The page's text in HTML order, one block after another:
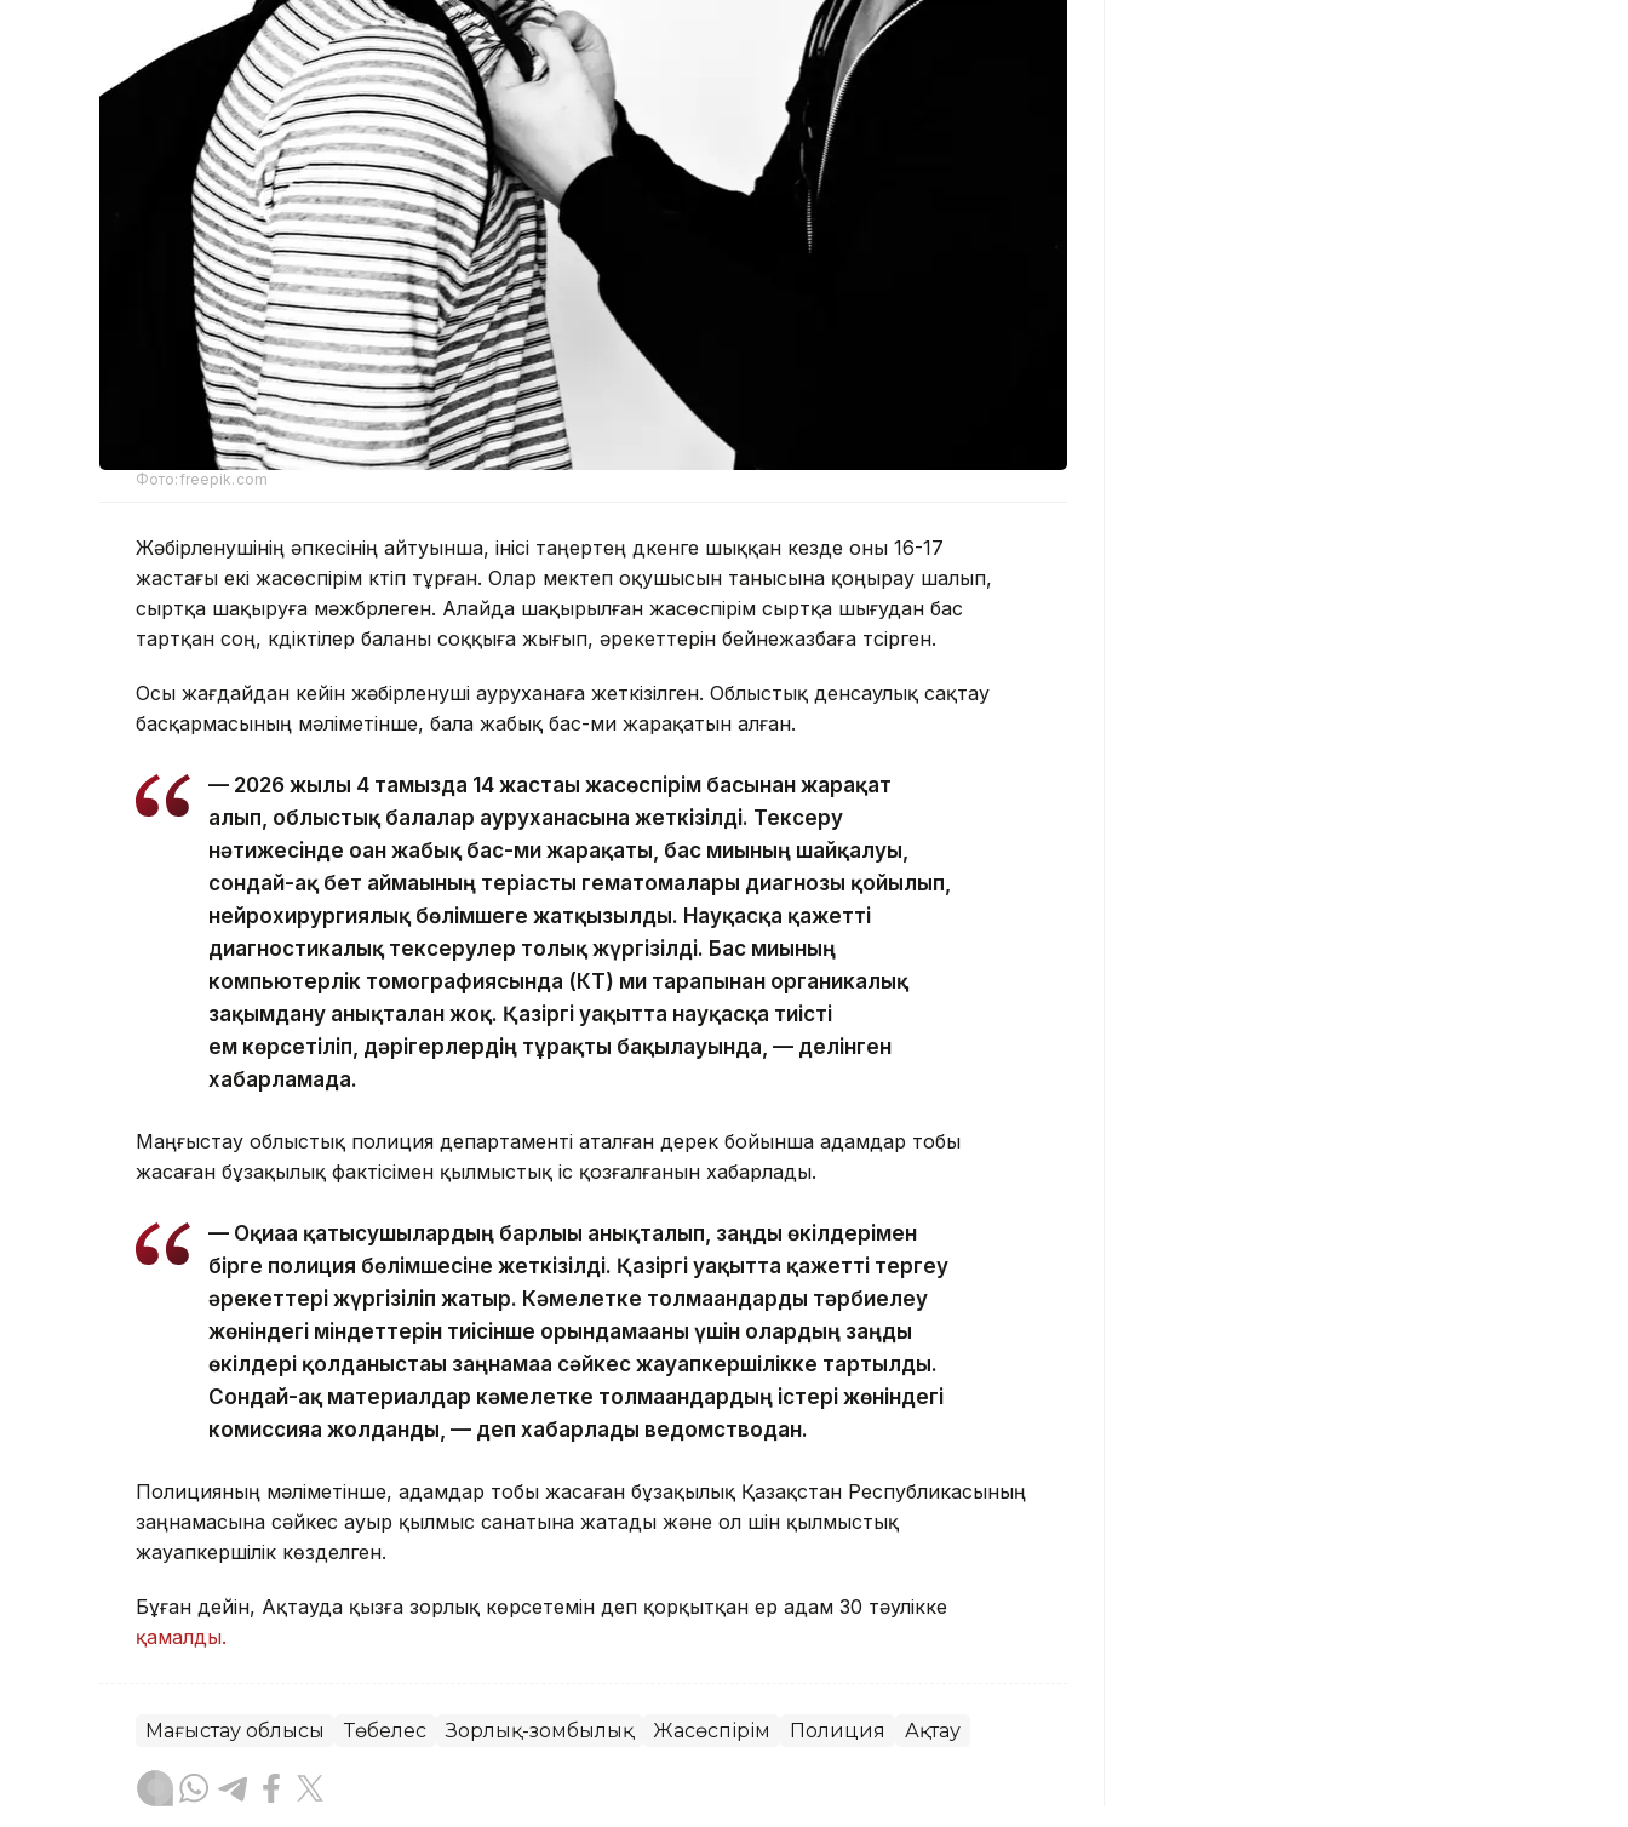
Фото:freepik.com
Жәбірленушінің әпкесінің айтуынша, інісі таңертең дүкенге шыққан кезде оны 16-17
жастағы екі жасөспірім күтіп тұрған. Олар мектеп оқушысын танысына қоңырау шалып,
сыртқа шақыруға мәжбүрлеген. Алайда шақырылған жасөспірім сыртқа шығудан бас
тартқан соң, күдіктілер баланы соққыға жығып, әрекеттерін бейнежазбаға түсірген.
Осы жағдайдан кейін жәбірленуші ауруханаға жеткізілген. Облыстық денсаулық сақтау
басқармасының мәліметінше, бала жабық бас-ми жарақатын алған.
— 2026 жылғы 4 тамызда 14 жастағы жасөспірім басынан жарақат
алып, облыстық балалар ауруханасына жеткізілді. Тексеру
нәтижесінде оған жабық бас-ми жарақаты, бас миының шайқалуы,
сондай-ақ бет аймағының теріасты гематомалары диагнозы қойылып,
нейрохирургиялық бөлімшеге жатқызылды. Науқасқа қажетті
диагностикалық тексерулер толық жүргізілді. Бас миының
компьютерлік томографиясында (КТ) ми тарапынан органикалық
зақымдану анықталған жоқ. Қазіргі уақытта науқасқа тиісті
ем көрсетіліп, дәрігерлердің тұрақты бақылауында, — делінген
хабарламада.
Маңғыстау облыстық полиция департаменті аталған дерек бойынша адамдар тобы
жасаған бұзақылық фактісімен қылмыстық іс қозғалғанын хабарлады.
— Оқиғаға қатысушылардың барлығы анықталып, заңды өкілдерімен
бірге полиция бөлімшесіне жеткізілді. Қазіргі уақытта қажетті тергеу
әрекеттері жүргізіліп жатыр. Кәмелетке толмағандарды тәрбиелеу
жөніндегі міндеттерін тиісінше орындамағаны үшін олардың заңды
өкілдері қолданыстағы заңнамаға сәйкес жауапкершілікке тартылды.
Сондай-ақ материалдар кәмелетке толмағандардың істері жөніндегі
комиссияға жолданды, — деп хабарлады ведомстводан.
Полицияның мәліметінше, адамдар тобы жасаған бұзақылық Қазақстан Республикасының
заңнамасына сәйкес ауыр қылмыс санатына жатады және ол үшін қылмыстық
жауапкершілік көзделген.
Бұған дейін, Ақтауда қызға зорлық көрсетемін деп қорқытқан ер адам 30 тәулікке
қамалды.
Маңғыстау облысы Төбелес Зорлық-зомбылық Жасөспірім Полиция Ақтау